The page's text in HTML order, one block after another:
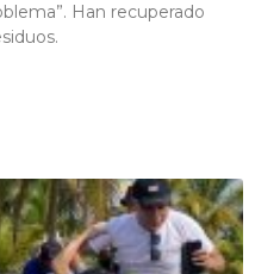
Han recuperado